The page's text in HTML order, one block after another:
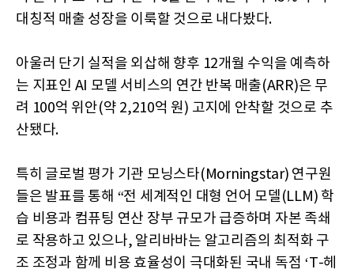
대칭적 매출 성장을 이룩할 것으로 내다봤다.
아울러 단기 실적을 외삽해 향후 12개월 수익을 예측하
는 지표인 AI 모델 서비스의 연간 반복 매출(ARR)은 무
려 100억 위안(약 2,210억 원) 고지에 안착할 것으로 추
산됐다.
특히 글로벌 평가 기관 모닝스타(Morningstar) 연구원
들은 발표를 통해 “전 세계적인 대형 언어 모델(LLM) 학
습 비용과 컴퓨팅 연산 장부 규모가 급증하며 자본 족쇄
로 작용하고 있으나, 알리바바는 알고리즘의 최적화 구
조 조정과 함께 비용 효율성이 극대화된 국내 독점 ‘T-헤